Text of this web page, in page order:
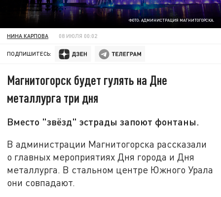
ФОТО: АДМИНИСТРАЦИЯ МАГНИТОГОРСКА.
НИНА КАРПОВА 08 ИЮЛЯ 00:02
ПОДПИШИТЕСЬ:
Магнитогорск будет гулять на Дне
металлурга три дня
Вместо "звёзд" эстрады запоют фонтаны.
В администрации Магнитогорска рассказали
о главных мероприятиях Дня города и Дня
металлурга. В стальном центре Южного Урала
они совпадают.